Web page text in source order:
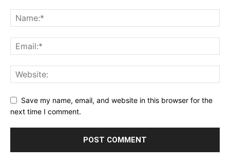
Save my name, email, and website in this browser for the
next time I comment.